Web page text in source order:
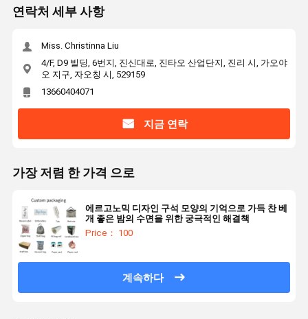
연락처 세부 사항
Miss. Christinna Liu
4/F, D9 빌딩, 6번지, 진신대로, 진타오 산업단지, 진리 시, 가오야
오 지구, 자오칭 시, 529159
13660404071
지금 연락
가장 저렴 한 가격 으로
에르고노믹 디자인 구석 모양의 기억으로 가득 찬 베
개 좋은 밤의 수면을 위한 궁극적인 해결책
Price： 100
계속하다